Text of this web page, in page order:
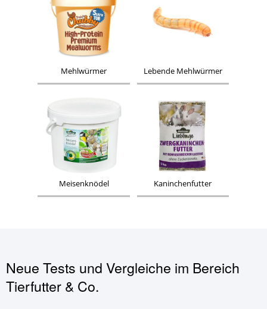
Mehlwürmer Lebende Mehlwürmer
Meisenknödel Kaninchenfutter
Neue Tests und Vergleiche im Bereich
Tierfutter & Co.